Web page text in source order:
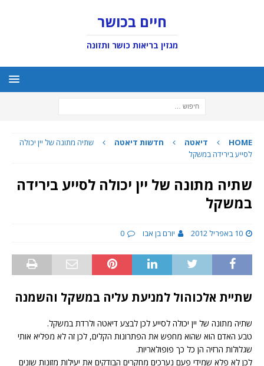
חיים בכושר
מגזין בריאות כושר ותזונה
HOME דיאטה חדשות דיאטה
שתיה מתונה של יין יכולה
לסייע בירידה במשקל
שתיה מתונה של יין יכולה לסייע בירידה
במשקל
10 באפריל 2012 יורם בן אבו 0
שתיית אלכוהול למניעת עליה במשקל והשמנה
שתיה מתונה של יין יכולה לסייע לכן לבצע דיאטה ולרדת במשקל.
טבע האדם הוא שהוא מחפש את הפתרונות הקלים, לכן זה לא מפליא אותי
שגלולות הרזיה הן כל כך פופולאריות.
לכן לא פלא שמידי פעם נערכים מחקרים הבודקים את יעילות מזונות שונים